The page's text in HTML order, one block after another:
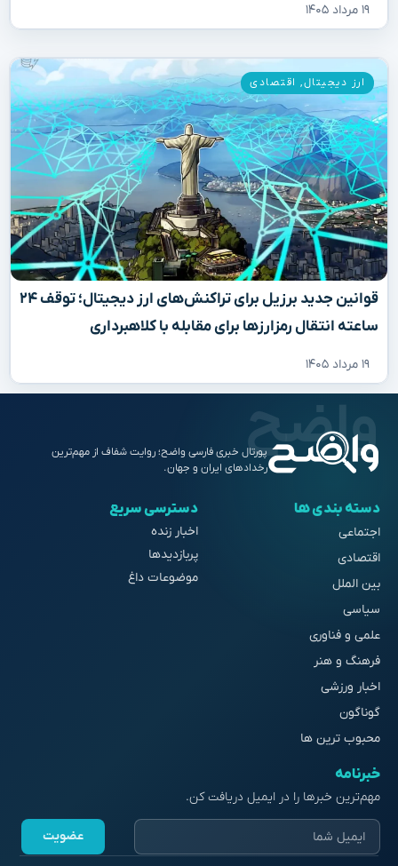
۱۹ مرداد ۱۴۰۵
قوانین جدید برزیل برای تراکنش‌های ارز دیجیتال؛ توقف ۲۴
ساعته انتقال رمزارزها برای مقابله با کلاهبرداری
۱۹ مرداد ۱۴۰۵
ارز دیجیتال, اقتصادی
پورتال خبری فارسی واضح؛ روایت شفاف از مهم‌ترین
رخدادهای ایران و جهان.
دسته بندی ها
اجتماعی
اقتصادی
بین الملل
سیاسی
علمی و فناوری
فرهنگ و هنر
اخبار ورزشی
گوناگون
محبوب ترین ها
دسترسی سریع
اخبار زنده
پربازدیدها
موضوعات داغ
خبرنامه
مهم‌ترین خبرها را در ایمیل دریافت کن.
عضویت